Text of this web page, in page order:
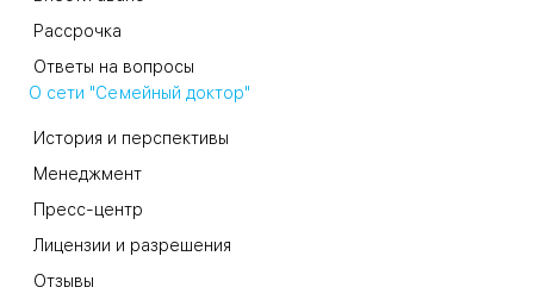
Рассрочка
Ответы на вопросы
О сети "Семейный доктор"
История и перспективы
Менеджмент
Пресс-центр
Лицензии и разрешения
Отзывы